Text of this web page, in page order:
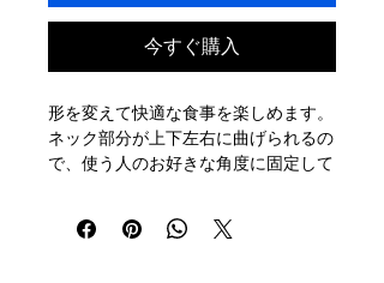
今すぐ購入
形を変えて快適な食事を楽しめます。
ネック部分が上下左右に曲げられるの
で、使う人のお好きな角度に固定して
先が割れているのでフォークの代わり